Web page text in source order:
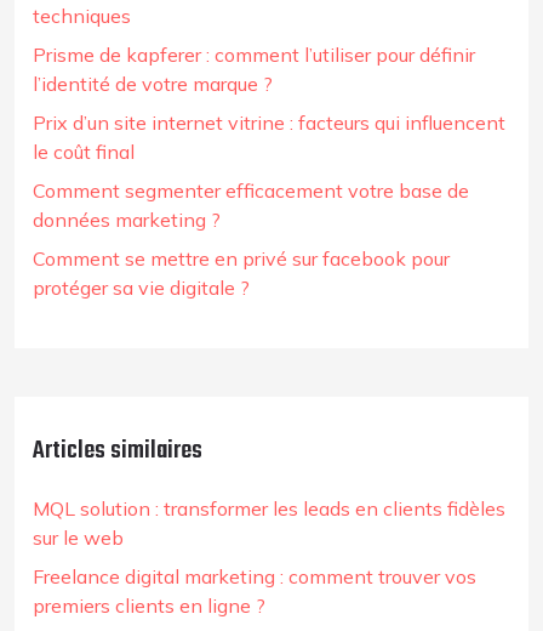
techniques
Prisme de kapferer : comment l’utiliser pour définir
l’identité de votre marque ?
Prix d’un site internet vitrine : facteurs qui influencent
le coût final
Comment segmenter efficacement votre base de
données marketing ?
Comment se mettre en privé sur facebook pour
protéger sa vie digitale ?
Articles similaires
MQL solution : transformer les leads en clients fidèles
sur le web
Freelance digital marketing : comment trouver vos
premiers clients en ligne ?